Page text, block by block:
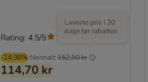
-24.98% Normalt152,90 kr
Laveste pris i 30
dage før rabatten
114,70 kr
Rating: 4.5/5